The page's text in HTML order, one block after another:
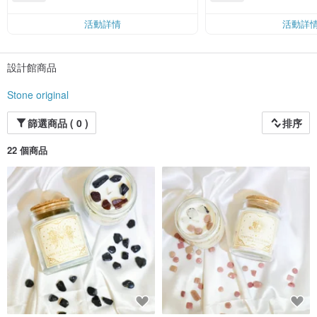
活動詳情 活動詳
設計館商品
Stone original
篩選商品 ( 0 )
排序
22 個商品